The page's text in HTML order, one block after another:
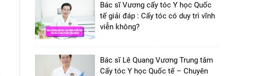
Bác sĩ Vương cấy tóc Y học Quốc
tế giải đáp : Cấy tóc có duy trì vĩnh
viễn không?
Bác sĩ Lê Quang Vương Trung tâm
Cấy tóc Y học Quốc tế – Chuyên